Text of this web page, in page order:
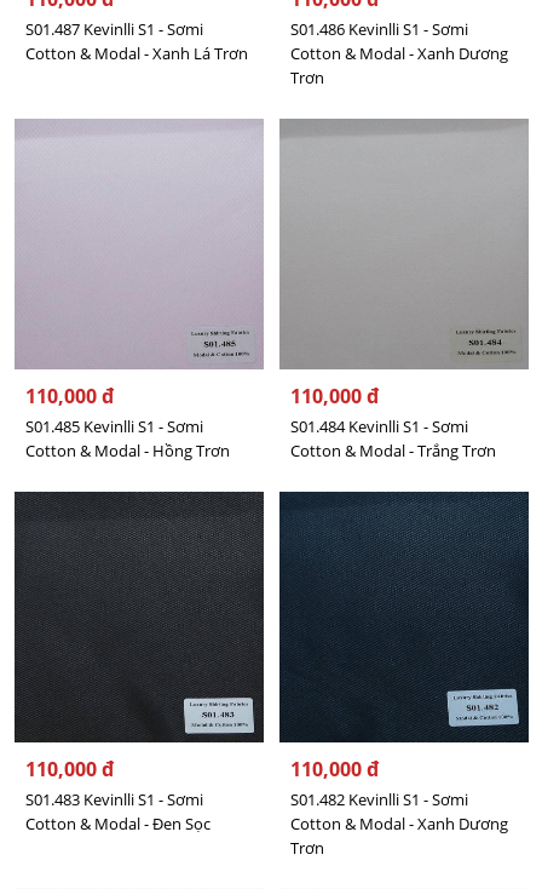
S01.487 Kevinlli S1 - Sơmi
Cotton & Modal - Xanh Lá Trơn
S01.486 Kevinlli S1 - Sơmi
Cotton & Modal - Xanh Dương
Trơn
110,000 đ
S01.485 Kevinlli S1 - Sơmi
Cotton & Modal - Hồng Trơn
110,000 đ
S01.484 Kevinlli S1 - Sơmi
Cotton & Modal - Trắng Trơn
110,000 đ
S01.483 Kevinlli S1 - Sơmi
Cotton & Modal - Đen Sọc
110,000 đ
S01.482 Kevinlli S1 - Sơmi
Cotton & Modal - Xanh Dương
Trơn